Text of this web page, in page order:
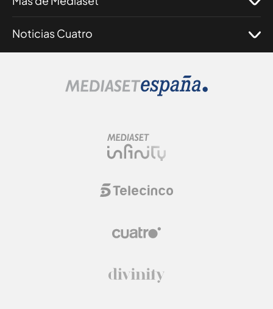
Noticias Cuatro